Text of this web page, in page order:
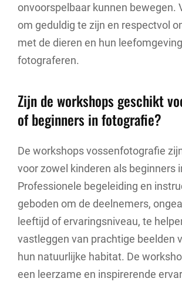
onvoorspelbaar kunnen bewegen.
om geduldig te zijn en respectvol
met de dieren en hun
fotograferen.
Zijn de workshops geschikt
of beginners in fotografie?
De workshops vossenfotografie
voor zowel kinderen als beginners
Professionele begeleiding en
geboden om de deelnemers,
leeftijd of ervaringsniveau, te
vastleggen van prachtige beelden
hun natuurlijke habitat. De
een leerzame en inspirerende